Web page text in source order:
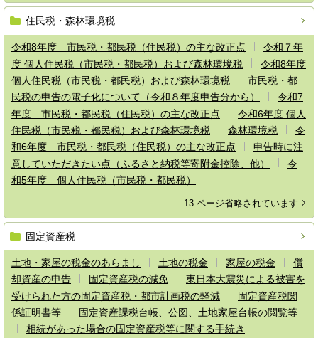
住民税・森林環境税
令和8年度 市民税・都民税（住民税）の主な改正点
令和７年
度 個人住民税（市民税・都民税）および森林環境税
令和8年度
個人住民税（市民税・都民税）および森林環境税
市民税・都
民税の申告の電子化について（令和８年度申告分から）
令和7
年度 市民税・都民税（住民税）の主な改正点
令和6年度 個人
住民税（市民税・都民税）および森林環境税
森林環境税
令
和6年度 市民税・都民税（住民税）の主な改正点
申告時に注
意していただきたい点（ふるさと納税等寄附金控除、他）
令
和5年度 個人住民税（市民税・都民税）
13 ページ省略されています
固定資産税
土地・家屋の税金のあらまし 土地の税金 家屋の税金
償
却資産の申告
固定資産税の減免
東日本大震災による被害を
受けられた方の固定資産税・都市計画税の軽減
固定資産税関
係証明書等
固定資産課税台帳、公図、土地家屋台帳の閲覧等
相続があった場合の固定資産税等に関する手続き